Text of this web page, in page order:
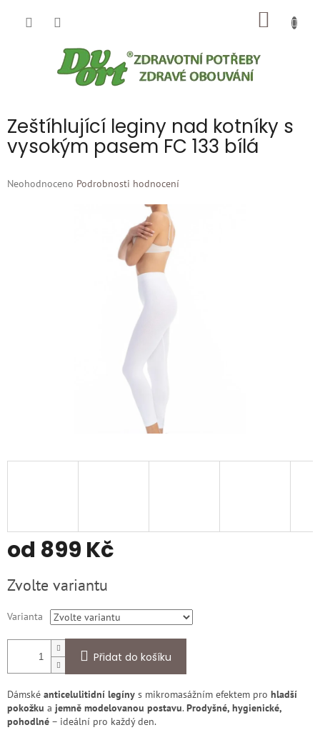
Zeštíhlující leginy nad kotníky s
vysokým pasem FC 133 bílá
Průměrné
Neohodnoceno Podrobnosti hodnocení
od 899 Kč
cena:
Zvolte variantu
Varianta
Přidat do košíku
Dámské anticelulitidní legíny s mikromasážním efektem pro hladší
pokožku a jemně modelovanou postavu.Prodyšné, hygienické,
pohodlné – ideální pro každý den.